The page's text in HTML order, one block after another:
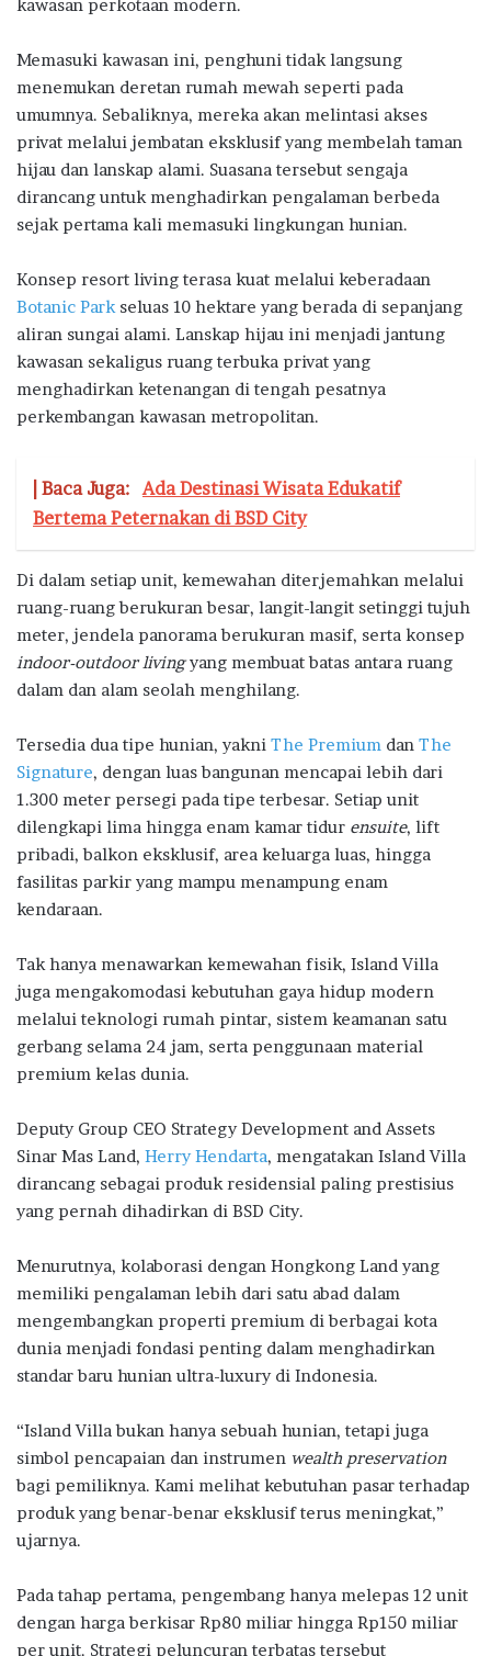
kawasan perkotaan modern.
Memasuki kawasan ini, penghuni tidak langsung
menemukan deretan rumah mewah seperti pada
umumnya. Sebaliknya, mereka akan melintasi akses
privat melalui jembatan eksklusif yang membelah taman
hijau dan lanskap alami. Suasana tersebut sengaja
dirancang untuk menghadirkan pengalaman berbeda
sejak pertama kali memasuki lingkungan hunian.
Konsep resort living terasa kuat melalui keberadaan
Botanic Parkseluas 10 hektare yang berada di sepanjang
aliran sungai alami. Lanskap hijau ini menjadi jantung
kawasan sekaligus ruang terbuka privat yang
menghadirkan ketenangan di tengah pesatnya
perkembangan kawasan metropolitan.
| Baca Juga: Ada Destinasi Wisata Edukatif
Bertema Peternakan di BSD City
Di dalam setiap unit, kemewahan diterjemahkan melalui
ruang-ruang berukuran besar, langit-langit setinggi tujuh
meter, jendela panorama berukuran masif, serta konsep
indoor-outdoor livingyang membuat batas antara ruang
dalam dan alam seolah menghilang.
Tersedia dua tipe hunian, yakni The Premium dan The
Signature, dengan luas bangunan mencapai lebih dari
1.300 meter persegi pada tipe terbesar. Setiap unit
dilengkapi lima hingga enam kamar tidur ensuite, lift
pribadi, balkon eksklusif, area keluarga luas, hingga
fasilitas parkir yang mampu menampung enam
kendaraan.
Tak hanya menawarkan kemewahan fisik, Island Villa
juga mengakomodasi kebutuhan gaya hidup modern
melalui teknologi rumah pintar, sistem keamanan satu
gerbang selama 24 jam, serta penggunaan material
premium kelas dunia.
Deputy Group CEO Strategy Development and Assets
Sinar Mas Land, Herry Hendarta, mengatakan Island Villa
dirancang sebagai produk residensial paling prestisius
yang pernah dihadirkan di BSD City.
Menurutnya, kolaborasi dengan Hongkong Land yang
memiliki pengalaman lebih dari satu abad dalam
mengembangkan properti premium di berbagai kota
dunia menjadi fondasi penting dalam menghadirkan
standar baru hunian ultra-luxury di Indonesia.
“Island Villa bukan hanya sebuah hunian, tetapi juga
simbol pencapaian dan instrumen wealth preservation
bagi pemiliknya. Kami melihat kebutuhan pasar terhadap
produk yang benar-benar eksklusif terus meningkat,”
ujarnya.
Pada tahap pertama, pengembang hanya melepas 12 unit
dengan harga berkisar Rp80 miliar hingga Rp150 miliar
per unit. Strategi peluncuran terbatas tersebut